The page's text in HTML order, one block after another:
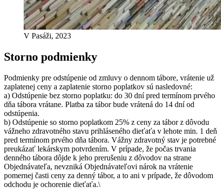
V Pasáži, 2023
Storno podmienky
Podmienky pre odstúpenie od zmluvy o dennom tábore, vrátenie už
zaplatenej ceny a zaplatenie storno poplatkov sú nasledovné:
a) Odstúpenie bez storno poplatku: do 30 dní pred termínom prvého
dňa tábora vrátane. Platba za tábor bude vrátená do 14 dní od
odstúpenia.
b) Odstúpenie so storno poplatkom 25% z ceny za tábor z dôvodu
vážneho zdravotného stavu prihláseného dieťaťa v lehote min. 1 deň
pred termínom prvého dňa tábora. Vážny zdravotný stav je potrebné
preukázať lekárskym potvrdením. V prípade, že počas trvania
denného tábora dôjde k jeho prerušeniu z dôvodov na strane
Objednávateľa, nevzniká Objednávateľovi nárok na vrátenie
pomernej časti ceny za denný tábor, a to ani v prípade, že dôvodom
odchodu je ochorenie dieťaťa.\